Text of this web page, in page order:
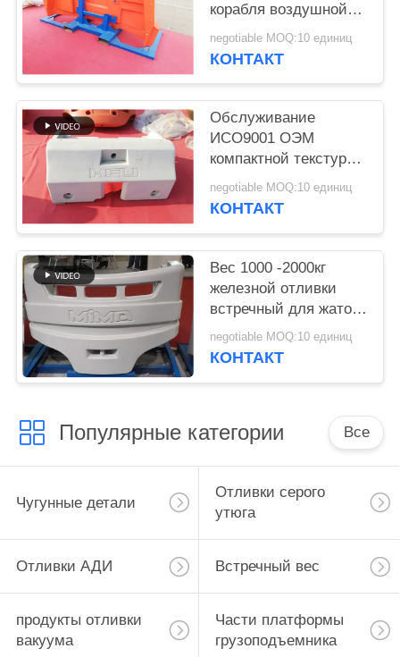
корабля воздушной
работы - вес 15000кг
для индустрии
negotiable MOQ:10 единиц
КОНТАКТ
Обслуживание
ИСО9001 ОЭМ
компактной текстуры
противовесу
бросания утюга
negotiable MOQ:10 единиц
КОНТАКТ
Вес 1000 -2000кг
железной отливки
встречный для жаток
следа лесохозяйства
negotiable MOQ:10 единиц
КОНТАКТ
Популярные категории Все
Чугунные детали
Отливки серого
утюга
Отливки АДИ Встречный вес
продукты отливки
вакуума
Части платформы
грузоподъемника